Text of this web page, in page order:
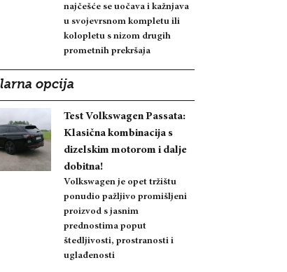
najčešće se uočava i kažnjava
u svojevrsnom kompletu ili
kolopletu s nizom drugih
prometnih prekršaja
opcija
Test Volkswagen Passata:
Klasična kombinacija s
dizelskim motorom i dalje
dobitna!
Volkswagen je opet tržištu
ponudio pažljivo promišljeni
proizvod s jasnim
prednostima poput
štedljivosti, prostranosti i
uglađenosti